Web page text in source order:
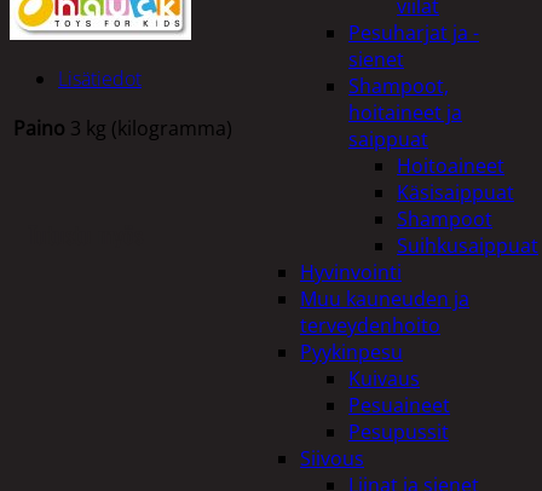
viilat
Pesuharjat ja -
sienet
Shampoot,
hoitaineet ja
saippuat
Hoitoaineet
Käsisaippuat
Shampoot
Suihkusaippuat
Hyvinvointi
Muu kauneuden ja
terveydenhoito
Pyykinpesu
Kuivaus
Pesuaineet
Pesupussit
Siivous
Liinat ja sienet
Lisätiedot
Paino 3 kg (kilogramma)